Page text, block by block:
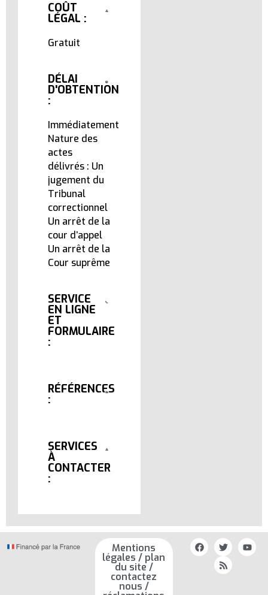
COÛT
LÉGAL :
Gratuit
DÉLAI
D'OBTENTION
:
Immédiatement
Nature des
actes
délivrés : Un
jugement du
Tribunal
correctionnel
Un arrêt de la
cour d’appel
Un arrêt de la
Cour suprême
SERVICE
EN LIGNE
ET
FORMULAIRE
:
RÉFÉRENCES
:
SERVICES
À
CONTACTER
:
Mentions
légales / plan
du site /
contactez
nous /